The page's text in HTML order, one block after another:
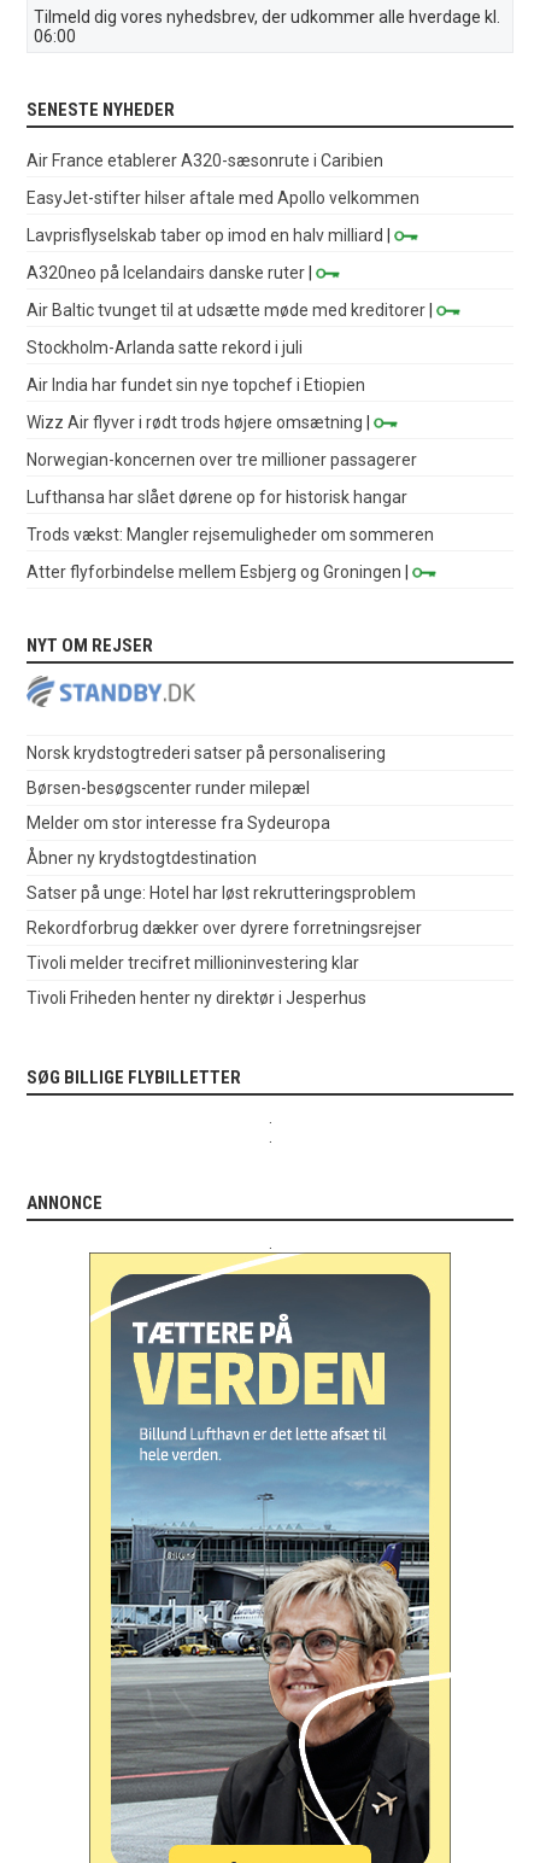
Tilmeld dig vores nyhedsbrev, der udkommer alle hverdage kl.
06:00
SENESTE NYHEDER
Air France etablerer A320-sæsonrute i Caribien
EasyJet-stifter hilser aftale med Apollo velkommen
Lavprisflyselskab taber op imod en halv milliard
|
A320neo på Icelandairs danske ruter |
Air Baltic tvunget til at udsætte møde med kreditorer |
Stockholm-Arlanda satte rekord i juli
Air India har fundet sin nye topchef i Etiopien
Wizz Air flyver i rødt trods højere omsætning |
Norwegian-koncernen over tre millioner passagerer
Lufthansa har slået dørene op for historisk hangar
Trods vækst: Mangler rejsemuligheder om sommeren
Atter flyforbindelse mellem Esbjerg og Groningen |
NYT OM REJSER
Norsk krydstogtrederi satser på personalisering
Børsen-besøgscenter runder milepæl
Melder om stor interesse fra Sydeuropa
Åbner ny krydstogtdestination
Satser på unge: Hotel har løst rekrutteringsproblem
Rekordforbrug dækker over dyrere forretningsrejser
Tivoli melder trecifret millioninvestering klar
Tivoli Friheden henter ny direktør i Jesperhus
SØG BILLIGE FLYBILLETTER
ANNONCE